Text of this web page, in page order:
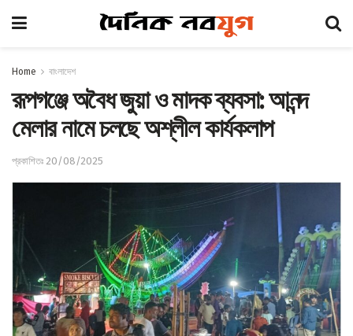
Home বাংলাদেশ
রূপগঞ্জে অবৈধ জুয়া ও মাদক ব্যবসা: আনন্দ
মেলার নামে চলছে অশ্লীল কার্যকলাপ
প্রকাশিতঃ 20/08/2025